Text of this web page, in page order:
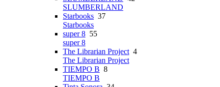
SLUMBERLAND
Starbooks 37
Starbooks
super 8 55
super 8
The Librarian Project4
The Librarian Project
TIEMPO B 8
TIEMPO B